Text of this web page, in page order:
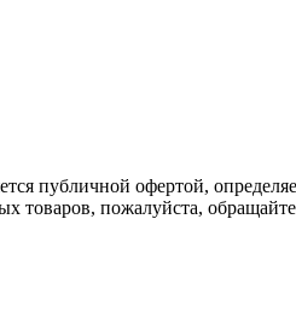
публичной офертой,
пожалуйста,